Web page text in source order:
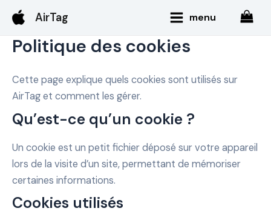
contenu
AirTag
Main
Menu
menu
Politique des cookies
Cette page explique quels cookies sont utilisés sur
AirTag et comment les gérer.
Qu’est-ce qu’un cookie ?
Un cookie est un petit fichier déposé sur votre appareil
lors de la visite d’un site, permettant de mémoriser
certaines informations.
Cookies utilisés